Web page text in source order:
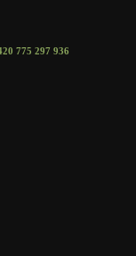
775 297 936